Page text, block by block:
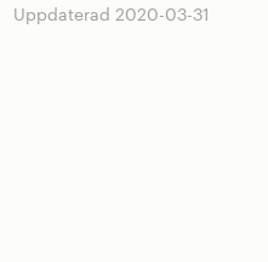
Uppdaterad 2020-03-31